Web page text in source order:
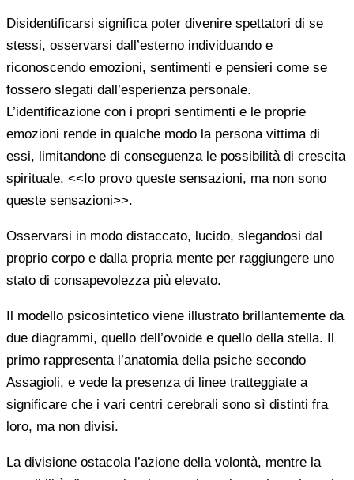
Disidentificarsi significa poter divenire spettatori di se
stessi, osservarsi dall’esterno individuando e
riconoscendo emozioni, sentimenti e pensieri come se
fossero slegati dall’esperienza personale.
L’identificazione con i propri sentimenti e le proprie
emozioni rende in qualche modo la persona vittima di
essi, limitandone di conseguenza le possibilità di crescita
spirituale. <<Io provo queste sensazioni, ma non sono
queste sensazioni>>.
Osservarsi in modo distaccato, lucido, slegandosi dal
proprio corpo e dalla propria mente per raggiungere uno
stato di consapevolezza più elevato.
Il modello psicosintetico viene illustrato brillantemente da
due diagrammi, quello dell’ovoide e quello della stella. Il
primo rappresenta l’anatomia della psiche secondo
Assagioli, e vede la presenza di linee tratteggiate a
significare che i vari centri cerebrali sono sì distinti fra
loro, ma non divisi.
La divisione ostacola l’azione della volontà, mentre la